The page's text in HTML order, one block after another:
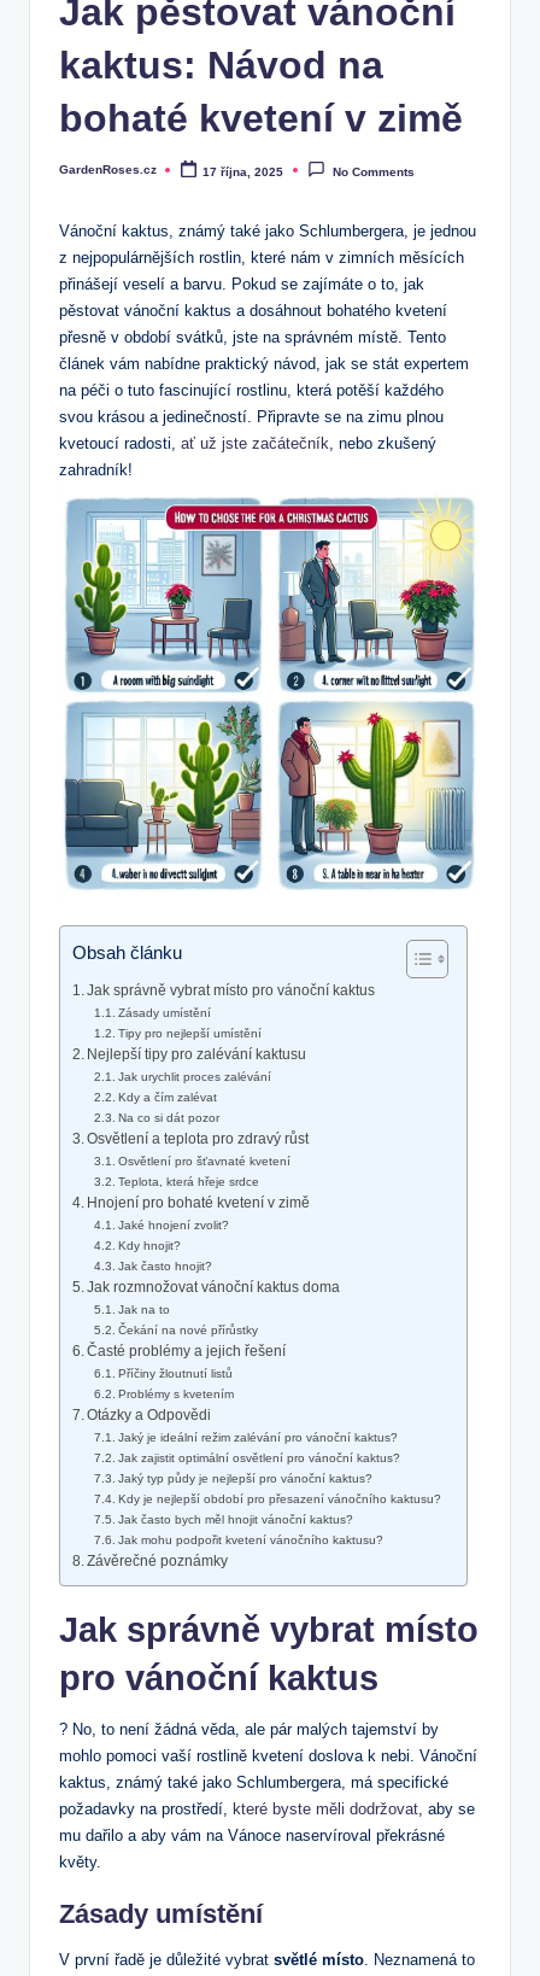
Jak pěstovat vánoční
kaktus: Návod na
bohaté kvetení v zimě
Posted
GardenRoses.cz 17 října, 2025 No Comments
Vánoční‌ kaktus, ‌známý​ také ⁤jako Schlumbergera, je jednou
z nejpopulárnějších rostlin, které‍ nám v zimních měsících
přinášejí ‍veselí a barvu. Pokud se⁤ zajímáte o to, jak
pěstovat vánoční kaktus⁤ a dosáhnout bohatého kvetení
‍přesně v období svátků, jste na správném místě.⁢ Tento
⁢článek vám nabídne praktický návod, jak se⁤ stát expertem
na ‌péči o tuto ​fascinující‌ rostlinu, která ‍potěší každého
svou ​krásou a jedinečností. Připravte se ‌na zimu plnou
kvetoucí radosti, ať ⁣už jste začátečník, nebo zkušený
zahradník!
Obsah článku
Jak správně vybrat místo pro vánoční kaktus
Zásady ⁣umístění
Tipy pro nejlepší⁤ umístění
Nejlepší tipy pro zalévání kaktusu
Jak ​urychlit proces zalévání
Kdy⁢ a čím zalévat
Na ​co si​ dát pozor
Osvětlení ⁤a teplota pro​ zdravý růst
Osvětlení pro šťavnaté kvetení
Teplota, ​která hřeje srdce
Hnojení pro bohaté kvetení v zimě
Jaké hnojení zvolit?
Kdy hnojit?
Jak často hnojit?
Jak rozmnožovat vánoční kaktus ​doma
Jak ‌na to
Čekání na nové přírůstky
Časté⁤ problémy a jejich řešení
Příčiny žloutnutí⁣ listů
Problémy s kvetením
Otázky a​ Odpovědi
Jaký je ‌ideální režim zalévání pro vánoční kaktus?
Jak zajistit optimální osvětlení ⁤pro vánoční kaktus?
Jaký typ půdy‌ je nejlepší⁤ pro⁢ vánoční kaktus?
Kdy je nejlepší ⁣období​ pro přesazení ‍vánočního kaktusu?
Jak často bych měl‍ hnojit vánoční kaktus?
Jak mohu podpořit kvetení vánočního kaktusu?
Závěrečné poznámky
Jak správně vybrat místo
pro vánoční kaktus
? ⁢No, to není žádná⁤ věda, ale pár ​malých tajemství by
mohlo pomoci vaší rostlině ​kvetení doslova k nebi. Vánoční‌
kaktus, známý také ⁣jako Schlumbergera, ​má specifické
požadavky na prostředí,⁣ které byste měli dodržovat, aby se
⁤mu dařilo a aby​ vám na Vánoce ‍naservíroval překrásné
květy.
Zásady ⁣umístění
V první řadě je důležité vybrat světlé​ místo.⁣ Neznamená to